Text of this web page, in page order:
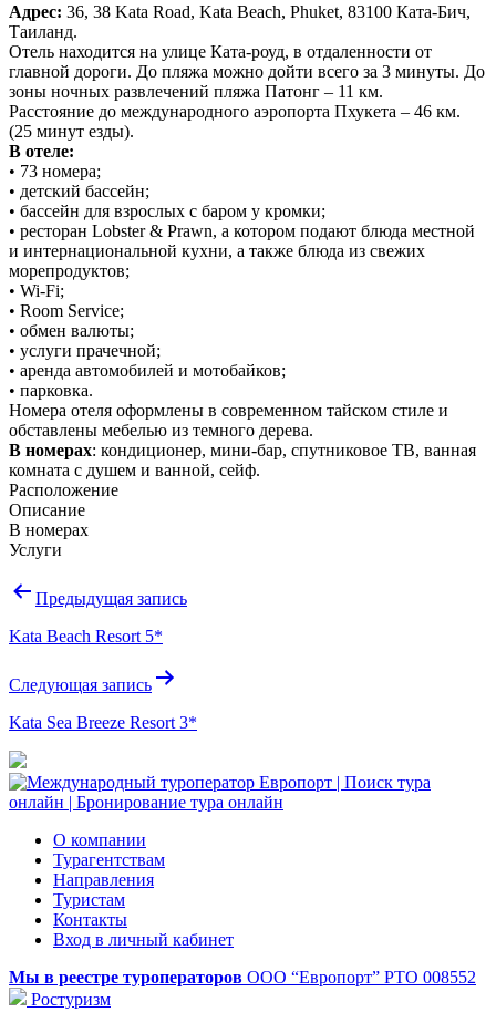
Адрес: 36, 38 Kata Road, Kata Beach, Phuket, 83100 Ката-Бич,
Таиланд.
Отель находится на улице Ката-роуд, в отдаленности от
главной дороги. До пляжа можно дойти всего за 3 минуты. До
зоны ночных развлечений пляжа Патонг – 11 км.
Расстояние до международного аэропорта Пхукета – 46 км.
(25 минут езды).
В отеле:
• 73 номера;
• детский бассейн;
• бассейн для взрослых с баром у кромки;
• ресторан Lobster & Prawn, а котором подают блюда местной
и интернациональной кухни, а также блюда из свежих
морепродуктов;
• Wi-Fi;
• Room Service;
• обмен валюты;
• услуги прачечной;
• аренда автомобилей и мотобайков;
• парковка.
Номера отеля оформлены в современном тайском стиле и
обставлены мебелью из темного дерева.
В номерах: кондиционер, мини-бар, спутниковое ТВ, ванная
комната с душем и ванной, сейф.
Расположение
Описание
В номерах
Услуги
Навигация
записям
Предыдущая запись
Kata Beach Resort 5*
Следующая запись
Kata Sea Breeze Resort 3*
О компании
Турагентствам
Направления
Туристам
Контакты
Вход в личный кабинет
Мы в реестре туроператоров ООО “Европорт” РТО 008552
Ростуризм